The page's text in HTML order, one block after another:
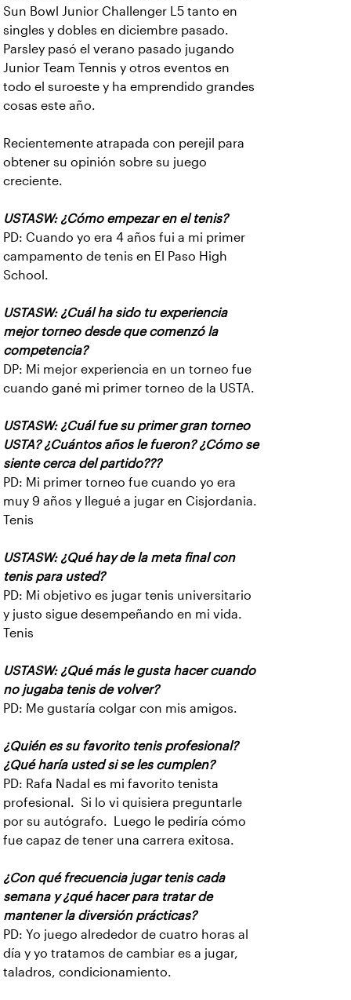
Sun Bowl Junior Challenger L5 tanto en
singles y dobles en diciembre pasado.
Parsley pasó el verano pasado jugando
Junior Team Tennis y otros eventos en
todo el suroeste y ha emprendido grandes
cosas este año.
Recientemente atrapada con perejil para
obtener su opinión sobre su juego
creciente.
USTASW: ¿Cómo empezar en el tenis?
PD: Cuando yo era 4 años fui a mi primer
campamento de tenis en El Paso High
School.
USTASW: ¿Cuál ha sido tu experiencia
mejor torneo desde que comenzó la
competencia?
DP: Mi mejor experiencia en un torneo fue
cuando gané mi primer torneo de la USTA.
USTASW: ¿Cuál fue su primer gran torneo
USTA? ¿Cuántos años le fueron? ¿Cómo se
siente cerca del partido???
PD: Mi primer torneo fue cuando yo era
muy 9 años y llegué a jugar en Cisjordania.
Tenis
USTASW: ¿Qué hay de la meta final con
tenis para usted?
PD: Mi objetivo es jugar tenis universitario
y justo sigue desempeñando en mi vida.
Tenis
USTASW: ¿Qué más le gusta hacer cuando
no jugaba tenis de volver?
PD: Me gustaría colgar con mis amigos.
¿Quién es su favorito tenis profesional?
¿Qué haría usted si se les cumplen?
PD: Rafa Nadal es mi favorito tenista
profesional. Si lo vi quisiera preguntarle
por su autógrafo. Luego le pediría cómo
fue capaz de tener una carrera exitosa.
¿Con qué frecuencia jugar tenis cada
semana y ¿qué hacer para tratar de
mantener la diversión prácticas?
PD: Yo juego alrededor de cuatro horas al
día y yo tratamos de cambiar es a jugar,
taladros, condicionamiento.